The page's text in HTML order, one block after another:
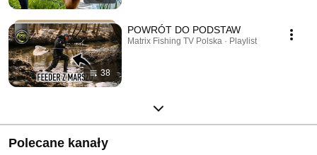
38
POWRÓT DO PODSTAW
Matrix Fishing TV Polska · Playlist
Polecane kanały